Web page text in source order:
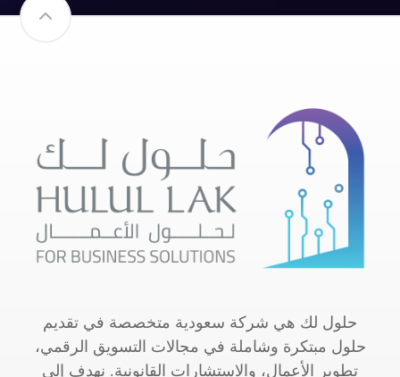
حلول لك هي شركة سعودية متخصصة في تقديم
حلول مبتكرة وشاملة في مجالات التسويق الرقمي،
تطوير الأعمال، والاستشارات القانونية. نهدف إلى